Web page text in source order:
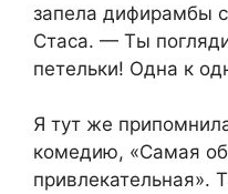
запела дифирамбы
Стаса. — Ты
петельки! Одна к
Я тут же
комедию, «Самая
привлекательная».